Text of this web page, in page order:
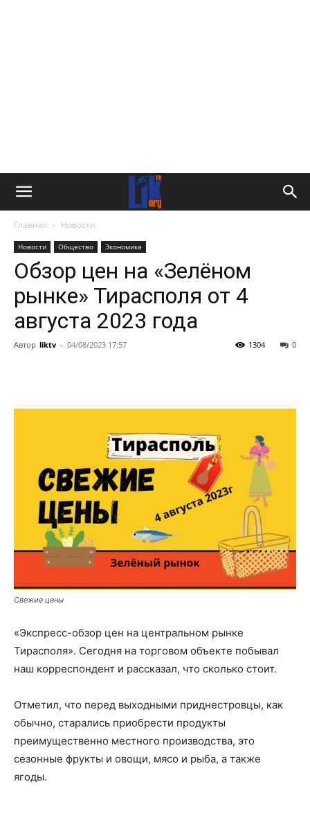
Главная Новости
Новости Общество Экономика
Обзор цен на «Зелёном
рынке» Тирасполя от 4
августа 2023 года
Автор liktv - 04/08/2023 17:57 0
1304
Свежие цены
«Экспресс-обзор цен на центральном рынке
Тирасполя». Сегодня на торговом объекте побывал
наш корреспондент и рассказал, что сколько стоит.
Отметил, что перед выходными приднестровцы, как
обычно, старались приобрести продукты
преимущественно местного производства, это
сезонные фрукты и овощи, мясо и рыба, а также
ягоды.